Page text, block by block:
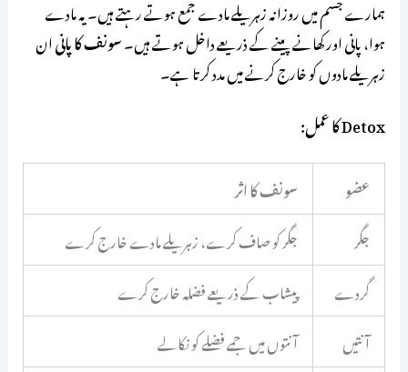
ہمارے جسم میں روزانہ زہریلے مادے جمع ہوتے رہتے ہیں۔ یہ مادے
ہوا، پانی اور کھانے پینے کے ذریعے داخل ہوتے ہیں۔سونف کا پانیان
زہریلے مادوں کو خارج کرنے میں مدد کرتا ہے۔
Detox کا عمل:
عضو
سونف کا اثر
جگر
جگر کو صاف کرے، زہریلے مادے خارج کرے
گردے
پیشاب کے ذریعے فضلہ خارج کرے
آنتیں
آنتوں میں جمے فضلے کو نکالے